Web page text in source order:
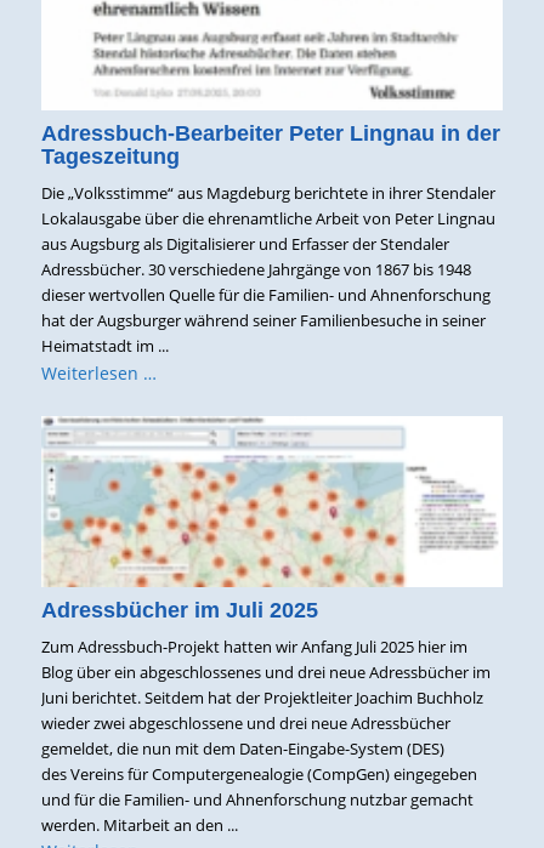
Adressbuch-Bearbeiter Peter Lingnau in der
Tageszeitung
Die „Volksstimme“ aus Magdeburg berichtete in ihrer Stendaler
Lokalausgabe über die ehrenamtliche Arbeit von Peter Lingnau
aus Augsburg als Digitalisierer und Erfasser der Stendaler
Adressbücher. 30 verschiedene Jahrgänge von 1867 bis 1948
dieser wertvollen Quelle für die Familien- und Ahnenforschung
hat der Augsburger während seiner Familienbesuche in seiner
Heimatstadt im ...
Weiterlesen …
Adressbücher im Juli 2025
Zum Adressbuch-Projekt hatten wir Anfang Juli 2025 hier im
Blog über ein abgeschlossenes und drei neue Adressbücher im
Juni berichtet. Seitdem hat der Projektleiter Joachim Buchholz
wieder zwei abgeschlossene und drei neue Adressbücher
gemeldet, die nun mit dem Daten-Eingabe-System (DES)
des Vereins für Computergenealogie (CompGen) eingegeben
und für die Familien- und Ahnenforschung nutzbar gemacht
werden. Mitarbeit an den ...